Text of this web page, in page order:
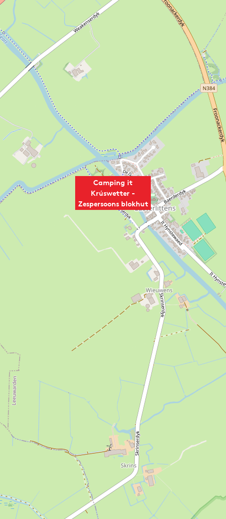
Camping it
Krúswetter -
Zespersoons blokhut